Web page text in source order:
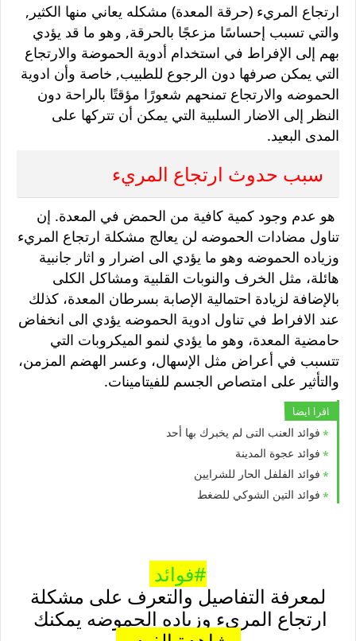
ارتجاع المريء (حرقة المعدة) مشكله يعاني منها الكثير,
والتي تسبب إحساسًا مزعجًا بالحرقة, وهو ما قد يؤدي
بهم إلى الإفراط في استخدام أدوية الحموضة والارتجاع
التي يمكن صرفها دون الرجوع للطبيب, خاصة وأن ادوية
الحموضه والارتجاع تمنحهم شعورًا مؤقتًا بالراحة دون
النظر إلى الاضار السلبية التي يمكن أن تتركها على
المدى البعيد.
سبب حدوث ارتجاع المريء
هو عدم وجود كمية كافية من الحمض في المعدة. إن
تناول مضادات الحموضه لن يعالج مشكلة ارتجاع المريء
وزياده الحموضه وهو ما يؤدي الى اضرار و اثار جانبية
هائلة، مثل الخرف والنوبات القلبية ومشاكل الكلى
بالإضافة لزيادة احتمالية الإصابة بسرطان المعدة، كذلك
عند الافراط في تناول ادوية الحموضه يؤدي الى انخفاض
حامضية المعدة، وهو ما يؤدي لنمو الميكروبات التي
تتسبب في أعراض مثل الإسهال، وعسر الهضم المزمن،
والتأثير على امتصاص الجسم للفيتامينات.
اقرا ايضا
فوائد العنب التى لم يخبرك بها أحد
فوائد عجوة المدينة
فوائد الفلفل الحار للشرايين
فوائد التين الشوكي للضغط
#فوائد
لمعرفة التفاصيل والتعرف على مشكلة
ارتجاع المريء وزياده الحموضه يمكنك